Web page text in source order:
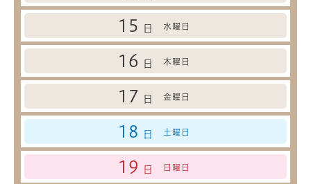
15 日 水曜日
16 日 木曜日
17 日 金曜日
18 日 土曜日
19 日 日曜日